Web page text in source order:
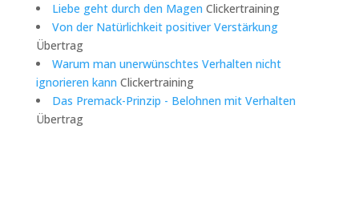
Liebe geht durch den Magen Clickertraining
Von der Natürlichkeit positiver Verstärkung
Übertrag
Warum man unerwünschtes Verhalten nicht
ignorieren kann Clickertraining
Das Premack-Prinzip - Belohnen mit Verhalten
Übertrag